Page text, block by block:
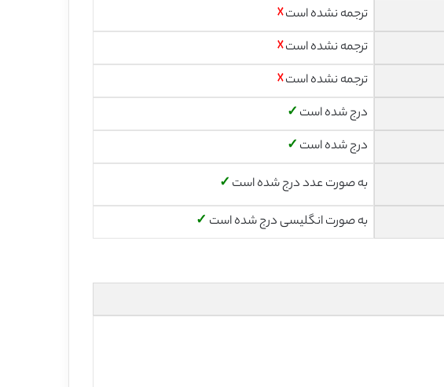
ترجمه نشده است☓
ترجمه نشده است☓
ترجمه نشده است☓
درج شده است ✓
درج شده است ✓
به صورت عدد درج شده است ✓
به صورت انگلیسی درج شده است ✓